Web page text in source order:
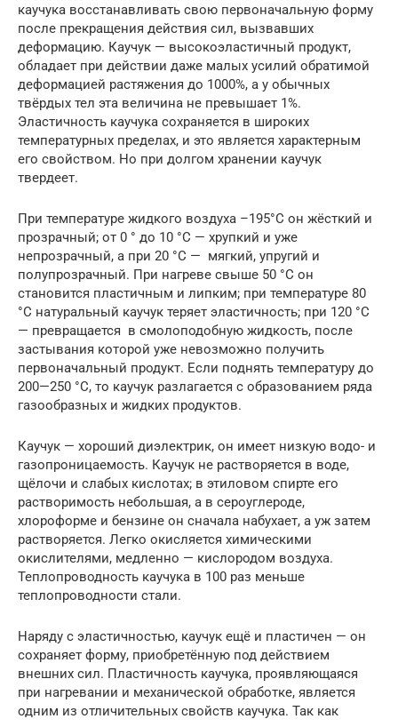
каучука восстанавливать свою первоначальную форму
после прекращения действия сил, вызвавших
деформацию. Каучук — высокоэластичный продукт,
обладает при действии даже малых усилий обратимой
деформацией растяжения до 1000%, а у обычных
твёрдых тел эта величина не превышает 1%.
Эластичность каучука сохраняется в широких
температурных пределах, и это является характерным
его свойством. Но при долгом хранении каучук
твердеет.
При температуре жидкого воздуха –195°C он жёсткий и
прозрачный; от 0 ° до 10 °C — хрупкий и уже
непрозрачный, а при 20 °C — мягкий, упругий и
полупрозрачный. При нагреве свыше 50 °C он
становится пластичным и липким; при температуре 80
°C натуральный каучук теряет эластичность; при 120 °C
— превращается в смолоподобную жидкость, после
застывания которой уже невозможно получить
первоначальный продукт. Если поднять температуру до
200—250 °C, то каучук разлагается с образованием ряда
газообразных и жидких продуктов.
Каучук — хороший диэлектрик, он имеет низкую водо- и
газопроницаемость. Каучук не растворяется в воде,
щёлочи и слабых кислотах; в этиловом спирте его
растворимость небольшая, а в сероуглероде,
хлороформе и бензине он сначала набухает, а уж затем
растворяется. Легко окисляется химическими
окислителями, медленно — кислородом воздуха.
Теплопроводность каучука в 100 раз меньше
теплопроводности стали.
Наряду с эластичностью, каучук ещё и пластичен — он
сохраняет форму, приобретённую под действием
внешних сил. Пластичность каучука, проявляющаяся
при нагревании и механической обработке, является
одним из отличительных свойств каучука. Так как